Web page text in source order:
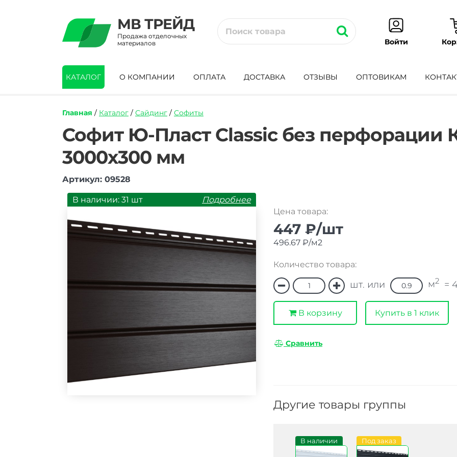
МВ ТРЕЙД
Продажа отделочных
материалов
Войти
КАТАЛОГ О КОМПАНИИ ОПЛАТА ДОСТАВКА ОТЗЫВЫ ОПТОВИКАМ
Главная / Каталог / Сайдинг / Софиты
https://mvtrade.ru/images/id/normal/sofit-
yu-
bez-
perforaczii-
korichnevyj-
3000h300-
mm.jpg
Софит Ю-Пласт Classic без перфорации
3000х300 мм
Артикул: 09528
В наличии: 31 шт
Подробнее
Цена товара:
447 ₽/шт
496.67 ₽/м2
Количество товара:
шт. или м2 =
В корзину Купить в 1 клик
Сравнить
Другие товары группы
В наличии Под заказ